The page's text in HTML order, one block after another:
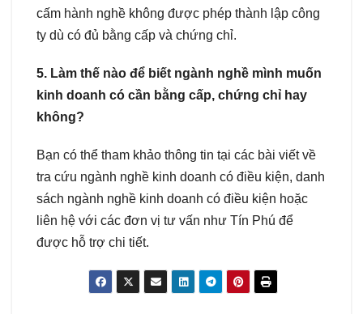
cấm hành nghề không được phép thành lập công
ty dù có đủ bằng cấp và chứng chỉ.
5. Làm thế nào để biết ngành nghề mình muốn
kinh doanh có cần bằng cấp, chứng chỉ hay
không?
Bạn có thể tham khảo thông tin tại các bài viết về
tra cứu ngành nghề kinh doanh có điều kiện, danh
sách ngành nghề kinh doanh có điều kiện hoặc
liên hệ với các đơn vị tư vấn như Tín Phú để
được hỗ trợ chi tiết.